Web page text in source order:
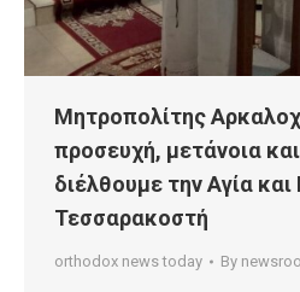
Μητροπολίτης
προσευχή, μετάνοια
διέλθουμε την Αγία
Τεσσαρακοστή
orthodox news today By